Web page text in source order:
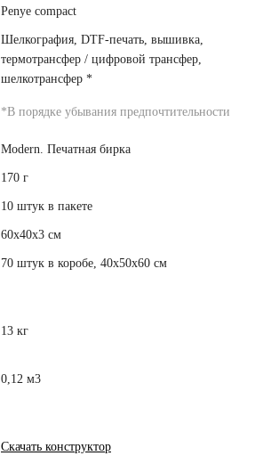
Penye compact
Шелкография, DTF-печать, вышивка,
термотрансфер / цифровой трансфер,
шелкотрансфер *
*В порядке убывания предпочтительности
Modern. Печатная бирка
170 г
10 штук в пакете
60x40x3 см
70 штук в коробе, 40x50x60 см
13 кг
0,12 м3
Скачать конструктор